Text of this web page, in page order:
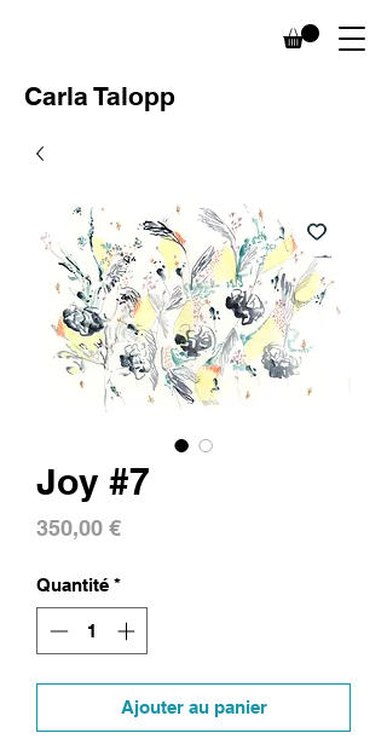
Carla Talopp
Joy #7
350,00 €Prix
Quantité *
Ajouter au panier